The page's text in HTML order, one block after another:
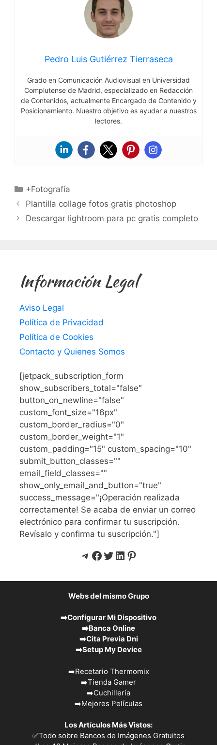
Pedro Luis Gutiérrez Tierraseca
Grado en Comunicación Audiovisual en Universidad
Complutense de Madrid, especializado en Redacción
de Contenidos, actualmente Encargado de Contenido y
Posicionamiento. Nuestro objetivo es ayudar a nuestros
lectores.
Categorías
+Fotografía
Plantilla collage fotos gratis photoshop
Descargar lightroom para pc gratis completo
Información Legal
Aviso Legal
Política de Privacidad
Política de Cookies
Contacto y Quienes Somos
[jetpack_subscription_form
show_subscribers_total="false"
button_on_newline="false"
custom_font_size="16px"
custom_border_radius="0"
custom_border_weight="1"
custom_padding="15" custom_spacing="10"
submit_button_classes=""
email_field_classes=""
show_only_email_and_button="true"
success_message="¡Operación realizada
correctamente! Se acaba de enviar un correo
electrónico para confirmar tu suscripción.
Revísalo y confirma tu suscripción."]
Telegram
Facebook
Twitter
LinkedIn
Pinterest
Webs del mismo Grupo
➡️Configurar Mi Dispositivo
➡️Banca Online
➡️Cita Previa Dni
➡️Setup My Device
➡️Recetario Thermomix
➡️Tienda Gamer
➡️Cuchillería
➡️Mejores Películas
Los Artículos Más Vistos:
✅Todo sobre Bancos de Imágenes Gratuitos